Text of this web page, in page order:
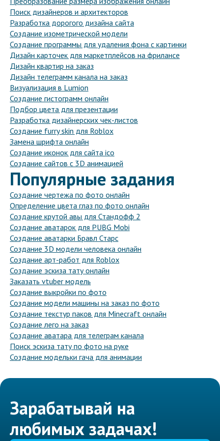
Поиск дизайнеров и архитекторов
Разработка дорогого дизайна сайта
Создание изометрической модели
Создание программы для удаления фона с картинки
Дизайн карточек для маркетплейсов на фрилансе
Дизайн квартир на заказ
Дизайн телеграмм канала на заказ
Визуализация в Lumion
Создание гистограмм онлайн
Подбор цвета для презентации
Разработка дизайнерских чек-листов
Создание furry skin для Roblox
Замена шрифта онлайн
Создание иконок для сайта ico
Создание сайтов с 3D анимацией
Популярные задания
Создание чертежа по фото онлайн
Определение цвета глаз по фото онлайн
Создание крутой авы для Стандофф 2
Создание аватарок для PUBG Mobi
Создание аватарки Бравл Старс
Создание 3D модели человека онлайн
Создание арт-работ для Roblox
Создание эскиза тату онлайн
Заказать vtuber модель
Создание выкройки по фото
Создание модели машины на заказ по фото
Создание текстур паков для Minecraft онлайн
Создание лего на заказ
Создание аватара для телеграм канала
Поиск эскиза тату по фото на руке
Создание модельки гача для анимации
Зарабатывай на
любимых задачах!